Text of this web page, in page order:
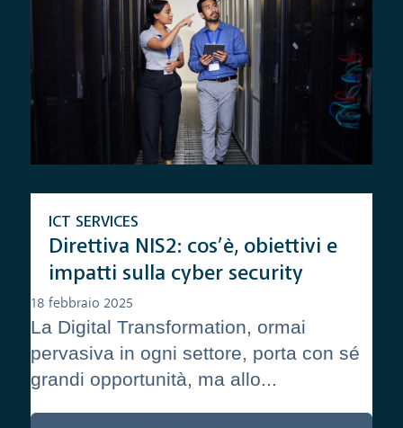
Direttiva NIS2: cos’è, obiettivi e
impatti sulla cyber security
ICT SERVICES
18 febbraio 2025
La Digital Transformation, ormai
pervasiva in ogni settore, porta con sé
grandi opportunità, ma allo...